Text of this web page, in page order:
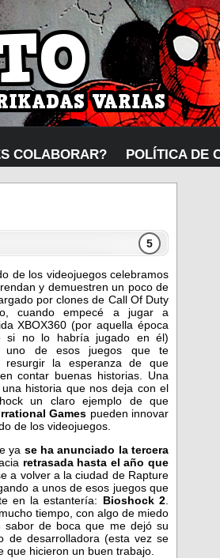
COLABORAR? POLÍTICA DE
5
de los videojuegos celebramos
y demuestren un poco de
por clones de Call Of Duty
cuando empecé a jugar a
XBOX360 (por aquella época
si no lo habría jugado en él)
uno de esos juegos que te
la esperanza de que
contar buenas historias. Una
historia que nos deja con el
un claro ejemplo de que
Games pueden innovar
de los videojuegos.
ya se ha anunciado la tercera
retrasada hasta el año que
a volver a la ciudad de Rapture
a unos de esos juegos que
en la estantería: Bioshock 2
tiempo, con algo de miedo
de boca que me dejó su
de desarrolladora (esta vez se
que hicieron un buen trabajo.